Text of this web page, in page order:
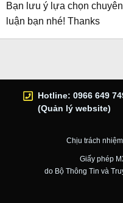
Bạn lưu ý lựa chọn
luận bạn nhé! Thanks
Hotline: 0966 649
(Quản lý website)
Chịu trách
Giấy phép
do Bộ Thông Tin và